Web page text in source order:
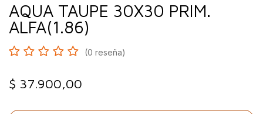
AQUA TAUPE 30X30 PRIM.
ALFA(1.86)
(0 reseña)
$ 37.900,00